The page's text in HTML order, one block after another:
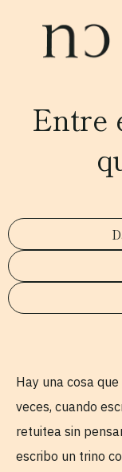
Entre
Hay una cosa
veces, cuando
retuitea sin
escribo un trino